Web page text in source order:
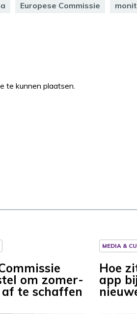
Europese Commissie
te kunnen plaatsen.
om zomer-
te schaffen
MEDIA &
Hoe
app